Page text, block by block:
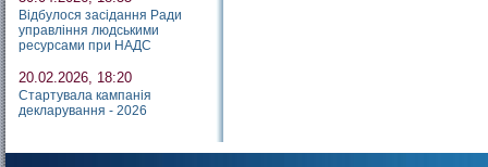
Відбулося засідання Ради
управління людськими
ресурсами при НАДС
20.02.2026, 18:20
Стартувала кампанія
декларування - 2026